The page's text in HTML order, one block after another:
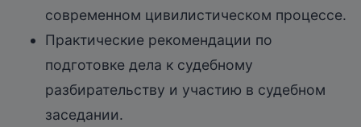
современном цивилистическом процессе.
Практические рекомендации по
подготовке дела к судебному
разбирательству и участию в судебном
заседании.